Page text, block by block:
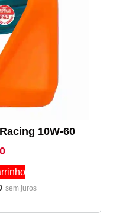
10W-60
sem juros